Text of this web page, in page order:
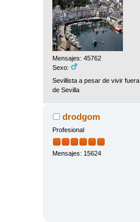
Mensajes: 45762
Sexo:
Sevillista a pesar de vivir fuera
de Sevilla
drodgom
Profesional
Mensajes: 15624